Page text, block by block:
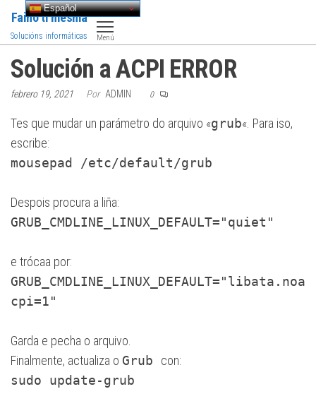
Saltar
contenido
Faino ti mesma
Solucións informáticas Menú
Solución a ACPI ERROR
febrero 19, 2021 Por ADMIN 0
Tes que mudar un parámetro do arquivo «grub«. Para iso,
escribe:
mousepad /etc/default/grub
Despois procura a liña:
GRUB_CMDLINE_LINUX_DEFAULT="quiet"
e trócaa por:
GRUB_CMDLINE_LINUX_DEFAULT="libata.noa
cpi=1"
Garda e pecha o arquivo.
Finalmente, actualiza o Grub con:
sudo update-grub
Español